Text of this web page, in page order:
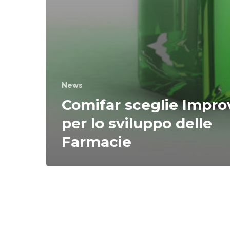
News
Comifar sceglie
per lo sviluppo delle
Farmacie